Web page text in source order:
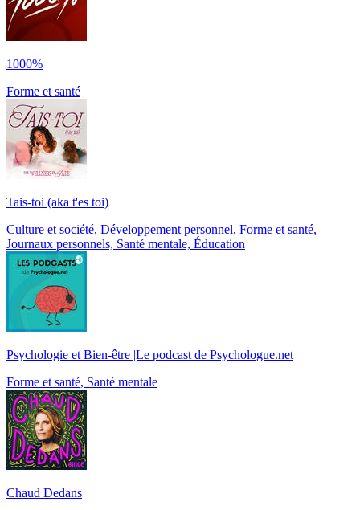
1000%
Forme et santé
Tais-toi (aka t'es toi)
Culture et société, Développement personnel, Forme et santé,
Journaux personnels, Santé mentale, Éducation
Psychologie et Bien-être |Le podcast de Psychologue.net
Forme et santé, Santé mentale
Chaud Dedans